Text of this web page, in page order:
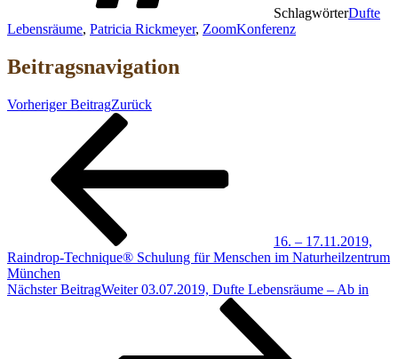
SchlagwörterDufte
Lebensräume, Patricia Rickmeyer, ZoomKonferenz
Beitragsnavigation
Vorheriger BeitragZurück
16. – 17.11.2019,
Raindrop-Technique® Schulung für Menschen im Naturheilzentrum
München
Nächster BeitragWeiter 03.07.2019, Dufte Lebensräume – Ab in